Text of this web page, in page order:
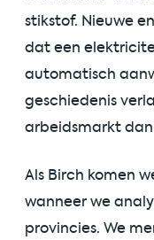
stikstof. Nieuwe
dat een
automatisch
geschiedenis
arbeidsmarkt
Als Birch komen
wanneer we
provincies. We